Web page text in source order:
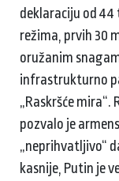
deklaraciju od
režima, prvih 30
oružanim
infrastrukturno
„Raskršće
pozvalo je
„neprihvatljivo“
kasnije, Putin je